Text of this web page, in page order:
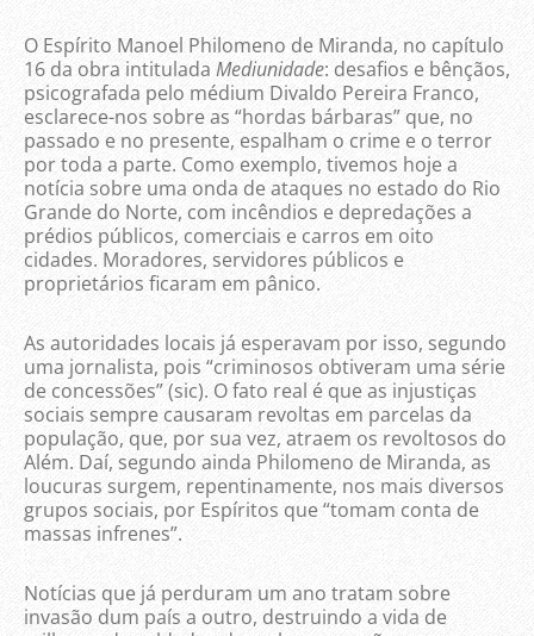
O Espírito Manoel Philomeno de Miranda, no capítulo
16 da obra intitulada Mediunidade: desafios e bênçãos,
psicografada pelo médium Divaldo Pereira Franco,
esclarece-nos sobre as “hordas bárbaras” que, no
passado e no presente, espalham o crime e o terror
por toda a parte. Como exemplo, tivemos hoje a
notícia sobre uma onda de ataques no estado do Rio
Grande do Norte, com incêndios e depredações a
prédios públicos, comerciais e carros em oito
cidades. Moradores, servidores públicos e
proprietários ficaram em pânico.
As autoridades locais já esperavam por isso, segundo
uma jornalista, pois “criminosos obtiveram uma série
de concessões” (sic). O fato real é que as injustiças
sociais sempre causaram revoltas em parcelas da
população, que, por sua vez, atraem os revoltosos do
Além. Daí, segundo ainda Philomeno de Miranda, as
loucuras surgem, repentinamente, nos mais diversos
grupos sociais, por Espíritos que “tomam conta de
massas infrenes”.
Notícias que já perduram um ano tratam sobre
invasão dum país a outro, destruindo a vida de